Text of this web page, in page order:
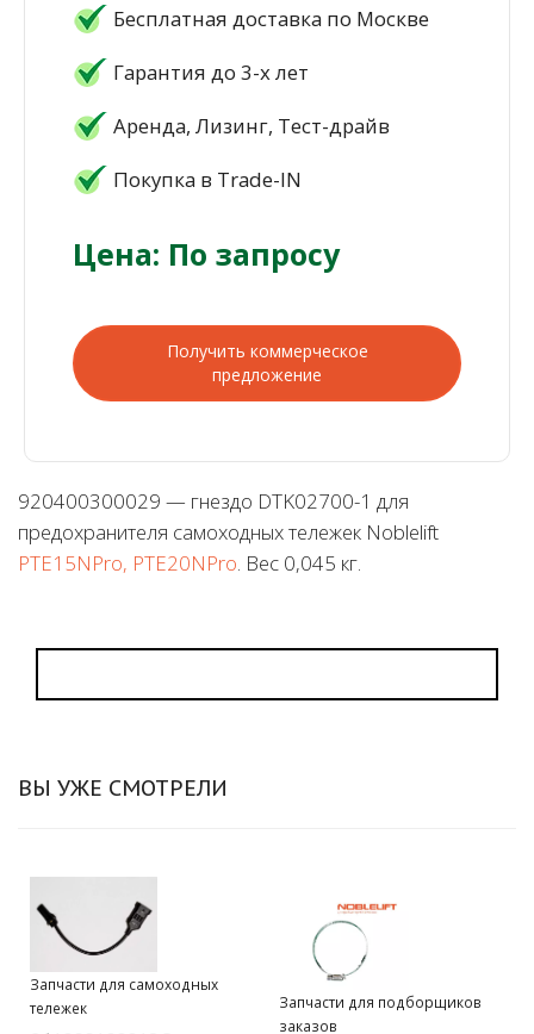
Бесплатная доставка по Москве
Гарантия до 3-х лет
Аренда, Лизинг, Тест-драйв
Покупка в Trade-IN
Цена: По запросу
Получить коммерческое
предложение
920400300029 — гнездо DTK02700-1 для
предохранителя самоходных тележек Noblelift
PTE15NPro, PTE20NPro. Вес 0,045 кг.
ВЫ УЖЕ СМОТРЕЛИ
Запчасти для самоходных
тележек
Запчасти для подборщиков
заказов